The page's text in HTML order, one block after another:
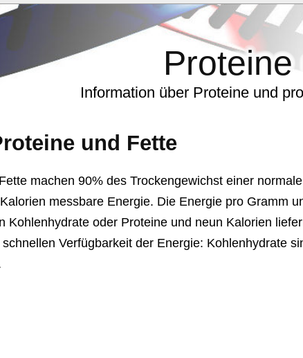
und Fette
Information über Proteine und
machen 90% des Trockengewichst einer
messbare Energie. Die Energie pro Gramm
Kohlenhydrate oder Proteine und neun Kalorien
Verfügbarkeit der Energie: Kohlenhydrate